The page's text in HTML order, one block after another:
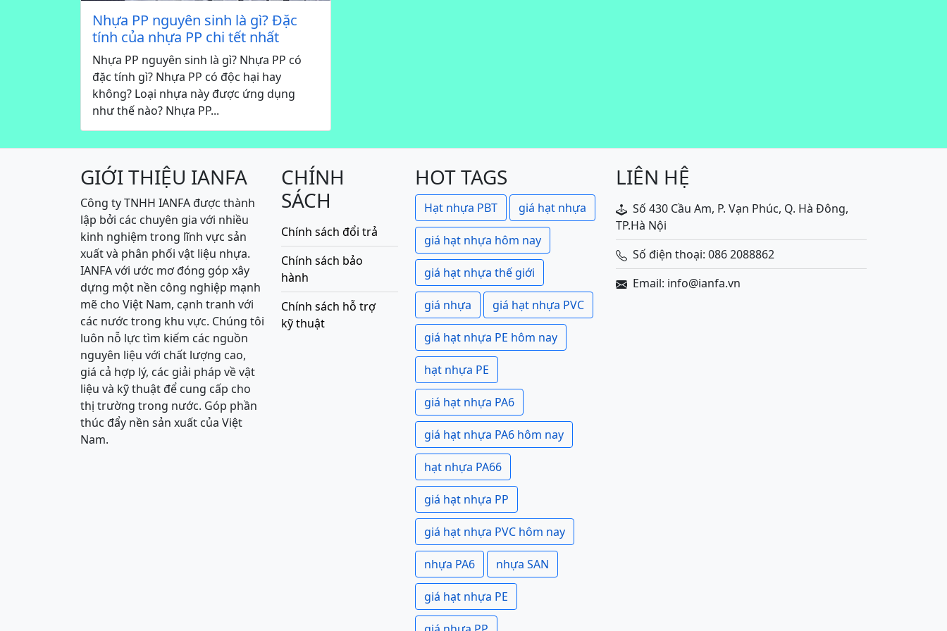
Nhựa PP nguyên sinh là gì? Đặc
tính của nhựa PP chi tết nhất
Nhựa PP nguyên sinh là gì? Nhựa PP có
đặc tính gì? Nhựa PP có độc hại hay
không? Loại nhựa này được ứng dụng
như thế nào? Nhựa PP...
GIỚI THIỆU IANFA
Công ty TNHH IANFA được thành
lập bởi các chuyên gia với nhiều
kinh nghiệm trong lĩnh vực sản
xuất và phân phối vật liệu nhựa.
IANFA với ước mơ đóng góp xây
dựng một nền công nghiệp mạnh
mẽ cho Việt Nam, cạnh tranh với
các nước trong khu vực. Chúng tôi
luôn nỗ lực tìm kiếm các nguồn
nguyên liệu với chất lượng cao,
giá cả hợp lý, các giải pháp về vật
liệu và kỹ thuật để cung cấp cho
thị trường trong nước. Góp phần
thúc đẩy nền sản xuất của Việt
Nam.
CHÍNH
SÁCH
Chính sách đổi trả
Chính sách bảo
hành
Chính sách hỗ trợ
kỹ thuật
HOT TAGS
Hạt nhựa PBT giá hạt nhựa
giá hạt nhựa hôm nay
giá hạt nhựa thế giới
giá nhựa giá hạt nhựa PVC
giá hạt nhựa PE hôm nay
hạt nhựa PE
giá hạt nhựa PA6
giá hạt nhựa PA6 hôm nay
hạt nhựa PA66
giá hạt nhựa PP
giá hạt nhựa PVC hôm nay
nhựa PA6 nhựa SAN
giá hạt nhựa PE
LIÊN HỆ
Số 430 Cầu Am, P. Vạn Phúc, Q. Hà Đông,
TP.Hà Nội
Số điện thoại: 086 2088862
Email: info@ianfa.vn